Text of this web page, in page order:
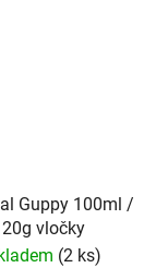
Guppy 100ml /
20g vločky
(2 ks)